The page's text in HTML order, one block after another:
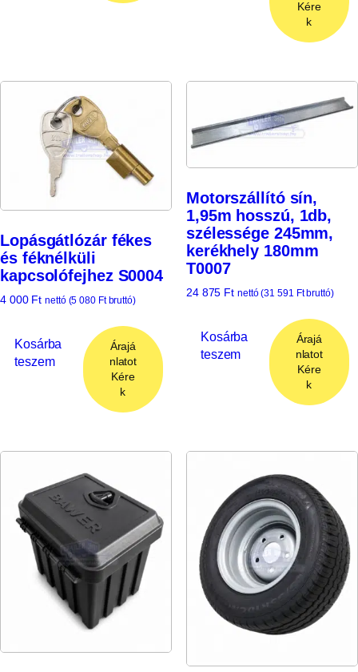
Kére
k
Lopásgátlózár fékes
és féknélküli
kapcsolófejhez S0004
4 000 Ft nettó (5 080 Ftbruttó)
Kosárba
teszem
Árajá
nlatot
Kére
k
Motorszállító sín,
1,95m hosszú, 1db,
szélessége 245mm,
kerékhely 180mm
T0007
24 875 Ft nettó (31 591 Ftbruttó)
Kosárba
teszem
Árajá
nlatot
Kére
k